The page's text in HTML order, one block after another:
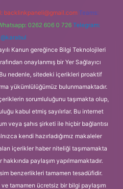
backlinkpaneli@gmail.com Teams:
0262 606 0 726 Telegram:
@karabul
Kanun gereğince Bilgi Teknolojileri
onaylanmış bir Yer Sağlayıcı
nedenle, sitedeki içerikleri proaktif
yükümlülüğümüz bulunmamaktadır.
sorumluluğunu taşımakta olup,
kabul etmiş sayılırlar. Bu internet
veya şahıs şirketi ile hiçbir bağlantısı
kendi hazırladığımız makaleler
içerikler haber niteliği taşımamakta
paylaşım yapılmamaktadır.
benzerlikleri tamamen tesadüfidir.
tamamen ücretsiz bir bilgi paylaşım